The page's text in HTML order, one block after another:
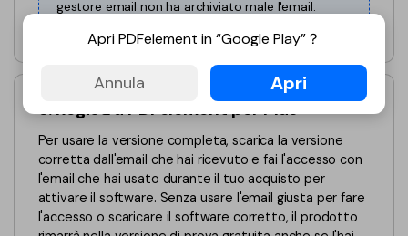
gestore email non ha archiviato male l'email.
3. Registra PDFelement per Mac
Per usare la versione completa, scarica la versione
corretta dall'email che hai ricevuto e fai l'accesso con
l'email che hai usato durante il tuo acquisto per
attivare il software. Senza usare l'email giusta per fare
l'accesso o scaricare il software corretto, il prodotto
Apri PDFelement in “Google Play”？
Annula Apri